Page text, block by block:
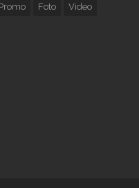
Foto Video